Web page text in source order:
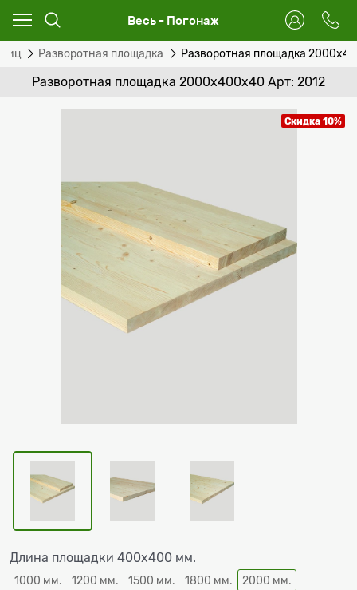
Весь - Погонаж
Разворотная площадка Разворотная площадка
Разворотная площадка 2000х400х40 Арт: 2012
Скидка 10%
Длина площадки 400х400 мм.
1000 мм. 1200 мм. 1500 мм. 1800 мм.
2000 мм.